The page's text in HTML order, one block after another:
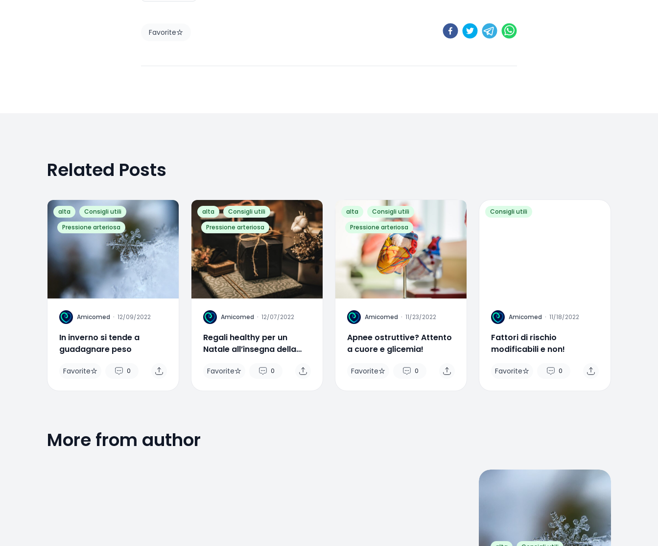
Favorite
Related Posts
alta
Consigli utili
Pressione arteriosa
A Amicomed · 12/09/2022
In inverno si tende a
guadagnare peso
Favorite 0
alta
Consigli utili
Pressione arteriosa
A Amicomed · 12/07/2022
Regali healthy per un
Natale all’insegna della
Favorite 0
alta
Consigli utili
Pressione arteriosa
A Amicomed · 11/23/2022
Apnee ostruttive? Attento
a cuore e glicemia!
Favorite 0
Consigli utili
A Amicomed · 11/18/2022
Fattori di rischio
modificabili e non!
Favorite 0
More from author